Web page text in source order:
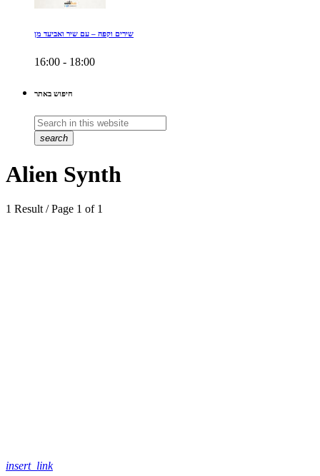
שירים וקפה – עם שיר ואביעד מן
16:00 - 18:00
חיפוש באתר
search
Alien Synth
1 Result / Page 1 of 1
insert_link